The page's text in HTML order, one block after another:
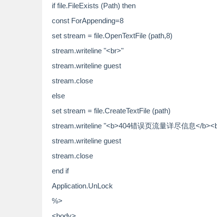
if file.FileExists (Path) then
const ForAppending=8
set stream = file.OpenTextFile (path,8)
stream.writeline "<br>"
stream.writeline guest
stream.close
else
set stream = file.CreateTextFile (path)
stream.writeline "<b>404错误页流量详尽信息</
stream.writeline guest
stream.close
end if
Application.UnLock
%>